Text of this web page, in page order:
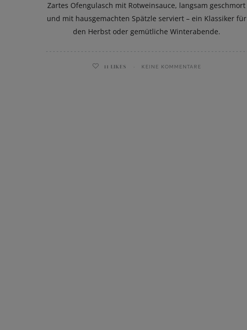
Zartes Ofengulasch mit Rotweinsauce, langsam geschmort
und mit hausgemachten Spätzle serviert – ein Klassiker für
den Herbst oder gemütliche Winterabende.
11 LIKES KEINE KOMMENTARE